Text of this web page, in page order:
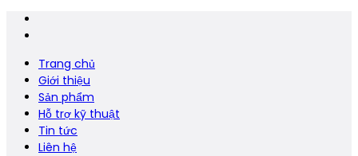
Trang chủ
Giới thiệu
Sản phẩm
Hỗ trợ kỹ thuật
Tin tức
Liên hệ